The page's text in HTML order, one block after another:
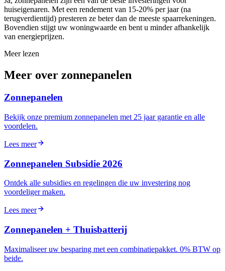
huiseigenaren. Met een rendement van 15-20% per jaar (na
terugverdientijd) presteren ze beter dan de meeste spaarrekeningen.
Bovendien stijgt uw woningwaarde en bent u minder afhankelijk
van energieprijzen.
Meer lezen
Meer over zonnepanelen
Zonnepanelen
Bekijk onze premium zonnepanelen met 25 jaar garantie en alle
voordelen.
Lees meer
Zonnepanelen Subsidie 2026
Ontdek alle subsidies en regelingen die uw investering nog
voordeliger maken.
Lees meer
Zonnepanelen + Thuisbatterij
Maximaliseer uw besparing met een combinatiepakket. 0% BTW op
beide.